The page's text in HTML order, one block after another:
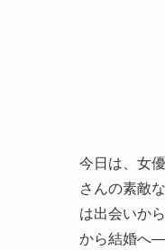
今日は、女
さんの素敵
は出会いか
から結婚へ